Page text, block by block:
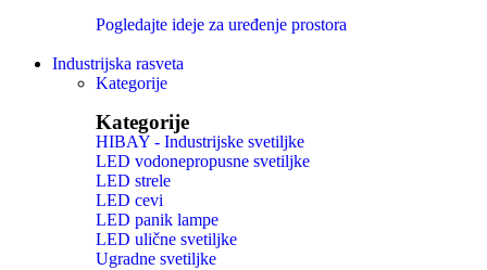
Pogledajte ideje za uređenje prostora
Industrijska rasveta
Kategorije
Kategorije
HIBAY - Industrijske svetiljke
LED vodonepropusne svetiljke
LED strele
LED cevi
LED panik lampe
LED ulične svetiljke
Ugradne svetiljke